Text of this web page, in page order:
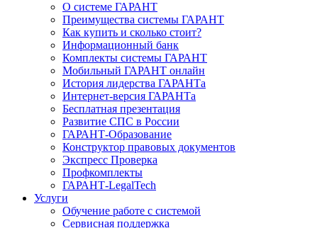
О системе ГАРАНТ
Преимущества системы ГАРАНТ
Как купить и сколько стоит?
Информационный банк
Комплекты системы ГАРАНТ
Мобильный ГАРАНТ онлайн
История лидерства ГАРАНТа
Интернет-версия ГАРАНТа
Бесплатная презентация
Развитие СПС в России
ГАРАНТ-Образование
Конструктор правовых документов
Экспресс Проверка
Профкомплекты
ГАРАНТ-LegalTech
Услуги
Обучение работе с системой
Сервисная поддержка